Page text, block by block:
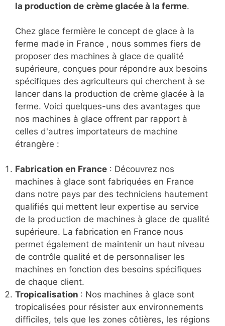
la production de crème glacée à la ferme.
Chez glace fermière le concept de glace à la
ferme made in France , nous sommes fiers de
proposer des machines à glace de qualité
supérieure, conçues pour répondre aux besoins
spécifiques des agriculteurs qui cherchent à se
lancer dans la production de crème glacée à la
ferme. Voici quelques-uns des avantages que
nos machines à glace offrent par rapport à
celles d'autres importateurs de machine
étrangère :
Fabrication en France : Découvrez nos
machines à glace sont fabriquées en France
dans notre pays par des techniciens hautement
qualifiés qui mettent leur expertise au service
de la production de machines à glace de qualité
supérieure. La fabrication en France nous
permet également de maintenir un haut niveau
de contrôle qualité et de personnaliser les
machines en fonction des besoins spécifiques
de chaque client.
Tropicalisation : Nos machines à glace sont
tropicalisées pour résister aux environnements
difficiles, tels que les zones côtières, les régions